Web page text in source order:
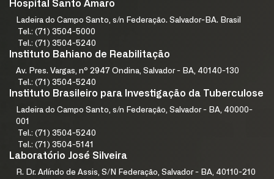
Hospital Santo Amaro
Ladeira do Campo Santo, s/n Federação. Salvador-BA. Brasil
Tel.: (71) 3504-5000
Tel.: (71) 3504-5240
Instituto Bahiano de Reabilitação
Av. Pres. Vargas, nº 2947 Ondina, Salvador - BA, 40140-130
Tel.: (71) 3504-5240
Instituto Brasileiro para Investigação da Tuberculose
Ladeira do Campo Santo, s/n Federação, Salvador - BA, 40000-
001
Tel.: (71) 3504-5240
Tel.: (71) 3504-5141
Laboratório José Silveira
R. Dr. Arlíndo de Assis, S/N Federação, Salvador - BA, 40110-210